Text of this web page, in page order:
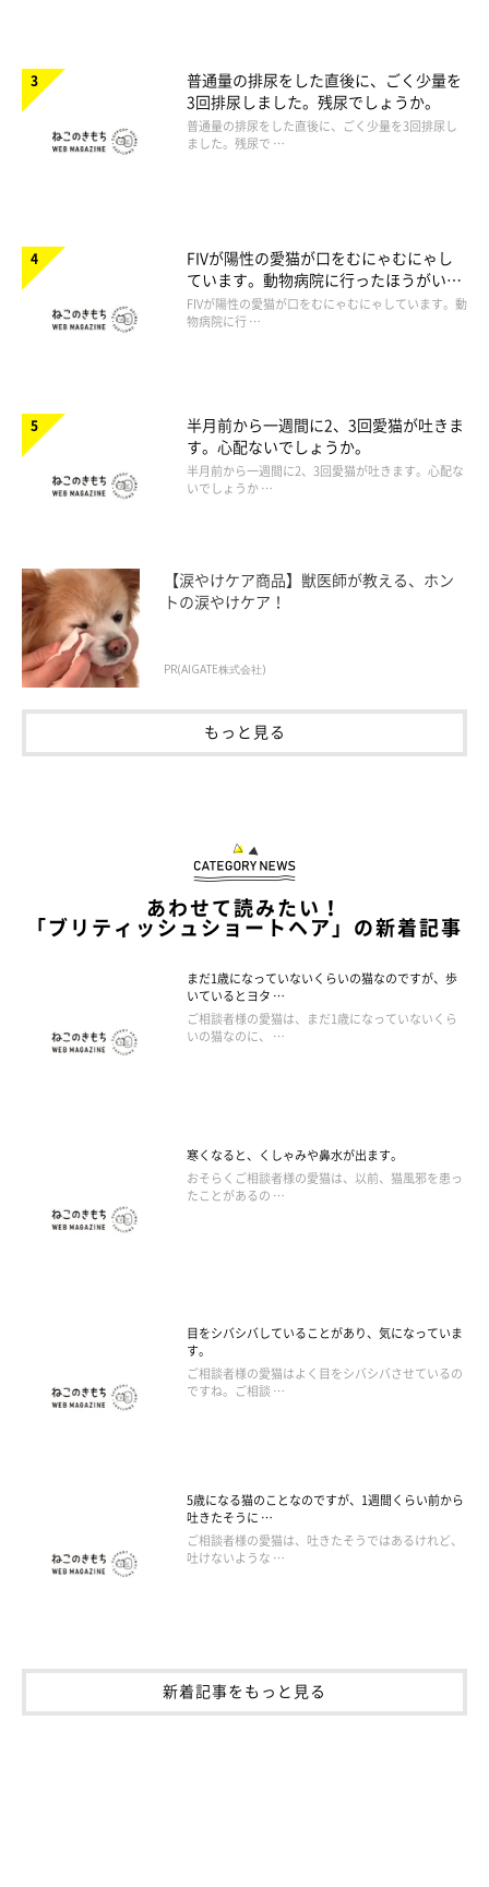
普通量の排尿をした直後に、ごく少量を
3回排尿しました。残尿でしょうか。
普通量の排尿をした直後に、ごく少量を3回排尿し
ました。残尿で …
FIVが陽性の愛猫が口をむにゃむにゃし
ています。動物病院に行ったほうがいい
ですか。
FIVが陽性の愛猫が口をむにゃむにゃしています。動
物病院に行 …
半月前から一週間に2、3回愛猫が吐きま
す。心配ないでしょうか。
半月前から一週間に2、3回愛猫が吐きます。心配な
いでしょうか …
【涙やけケア商品】獣医師が教える、ホン
トの涙やけケア！
PR(AIGATE株式会社)
もっと見る
あわせて読みたい！
「ブリティッシュショートヘア」の新着記事
まだ1歳になっていないくらいの猫なのですが、歩
いているとヨタ …
ご相談者様の愛猫は、まだ1歳になっていないくら
いの猫なのに、 …
寒くなると、くしゃみや鼻水が出ます。
おそらくご相談者様の愛猫は、以前、猫風邪を患っ
たことがあるの …
目をシバシバしていることがあり、気になっていま
す。
ご相談者様の愛猫はよく目をシバシバさせているの
ですね。ご相談 …
5歳になる猫のことなのですが、1週間くらい前から
吐きたそうに …
ご相談者様の愛猫は、吐きたそうではあるけれど、
吐けないような …
新着記事をもっと見る